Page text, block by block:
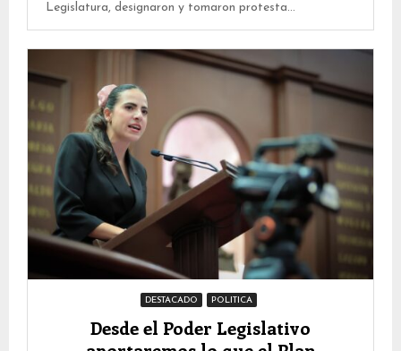
Legislatura, designaron y tomaron protesta...
DESTACADO POLITICA
Desde el Poder Legislativo